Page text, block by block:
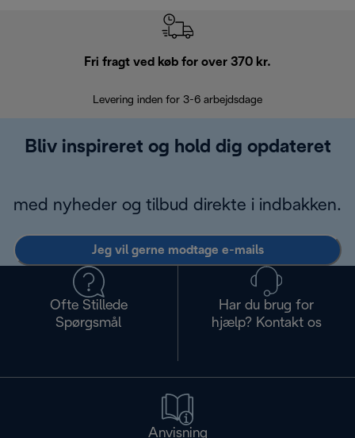
Fri fragt ved køb for over 370 kr.
Levering inden for 3-6 arbejdsdage
Bliv inspireret og hold dig opdateret
med nyheder og tilbud direkte i indbakken.
Jeg vil gerne modtage e-mails
Ofte Stillede
Spørgsmål
Har du brug for
hjælp? Kontakt os
Anvisning